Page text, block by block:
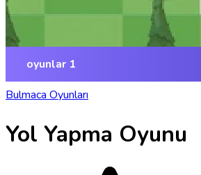
Bulmaca Oyunları
Yol Yapma Oyunu